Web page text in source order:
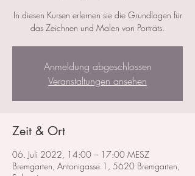
In diesen Kursen erlernen sie die Grundlagen für
das Zeichnen und Malen von Porträts.
Anmeldung abgeschlossen
Veranstaltungen ansehen
Zeit & Ort
06. Juli 2022, 14:00 – 17:00 MESZ
Bremgarten, Antonigasse 1, 5620 Bremgarten,